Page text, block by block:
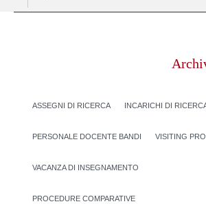
ASSEGNI DI RICERCA INCARICHI DI
PERSONALE DOCENTE BANDI VISITING
VACANZA DI INSEGNAMENTO
PROCEDURE COMPARATIVE